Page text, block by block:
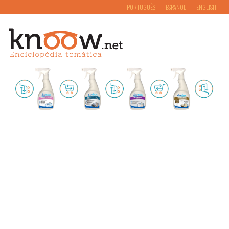
PORTUGUÊS ESPAÑOL ENGLISH